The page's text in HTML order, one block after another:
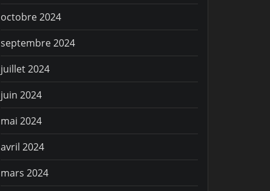
octobre 2024
septembre 2024
juillet 2024
juin 2024
mai 2024
avril 2024
mars 2024